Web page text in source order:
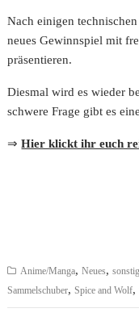
Nach einigen
neues Gewinnspiel mit
präsentieren.
Diesmal wird es wieder
schwere Frage gibt es
⇒Hier klickt ihr euch
Anime/Manga,Neues,
Sammelschuber,Spice and Wolf,